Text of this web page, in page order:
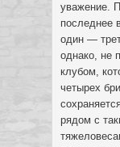
уважение.
последнее
один —
однако, не
клубом,
четырех
рядом с